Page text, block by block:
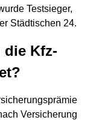
Testsieger,
Städtischen 24.
Kfz-
Versicherung